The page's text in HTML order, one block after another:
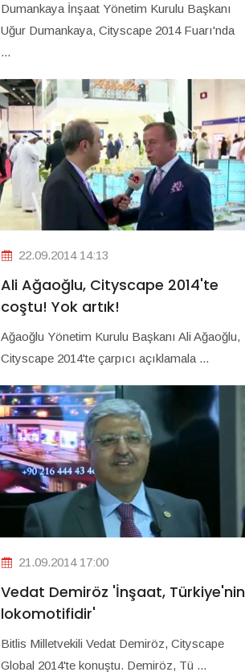
Dumankaya İnşaat Yönetim Kurulu Başkanı
Uğur Dumankaya, Cityscape 2014 Fuarı'nda
...
22.09.2014 14:13
Ali Ağaoğlu, Cityscape 2014'te
coştu! Yok artık!
Ağaoğlu Yönetim Kurulu Başkanı Ali Ağaoğlu,
Cityscape 2014'te çarpıcı açıklamala ...
21.09.2014 17:00
Vedat Demiröz 'İnşaat, Türkiye'nin
lokomotifidir'
Bitlis Milletvekili Vedat Demiröz, Cityscape
Global 2014'te konuştu. Demiröz, Tü ...